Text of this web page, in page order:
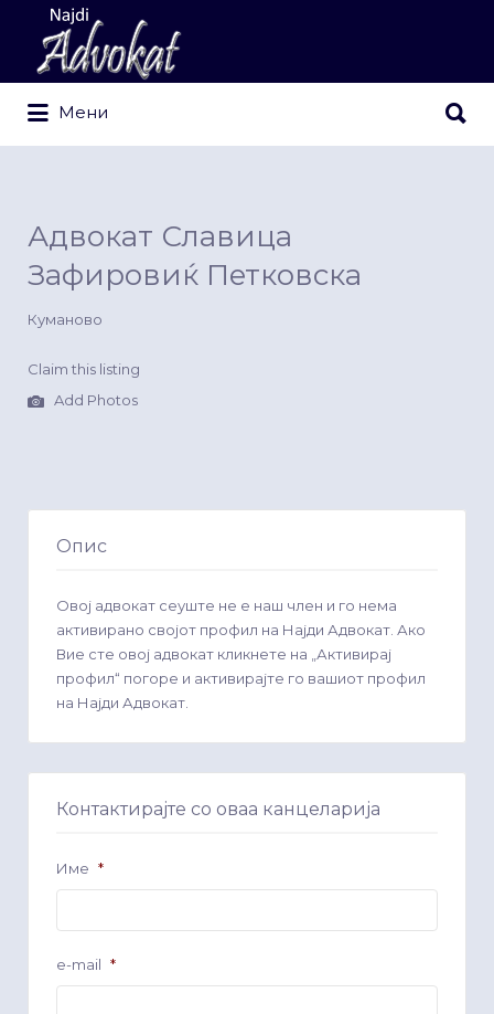
Search
for:
Мени
for:
Адвокат Славица
Зафировиќ Петковска
Куманово
Claim this listing
Add Photos
Опис
Овој адвокат сеуште не е наш член и го нема
активирано својот профил на Најди Адвокат. Ако
Вие сте овој адвокат кликнете на „Активирај
профил“ погоре и активирајте го вашиот профил
на Најди Адвокат.
Контактирајте со оваа канцеларија
Име *
e-mail *